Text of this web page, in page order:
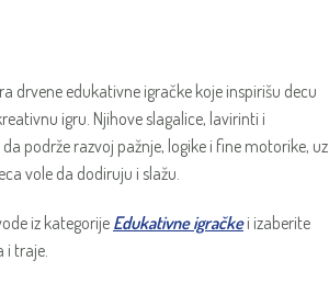
drvene edukativne igračke koje inspirišu decu
igru. Njihove slagalice, lavirinti i
podrže razvoj pažnje, logike i fine motorike, uz
vole da dodiruju i slažu.
iz kategorije Edukativne igračkei izaberite
i traje.